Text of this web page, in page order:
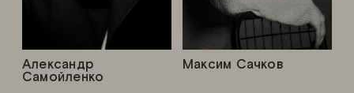
Александр
Самойленко
Максим Сачков